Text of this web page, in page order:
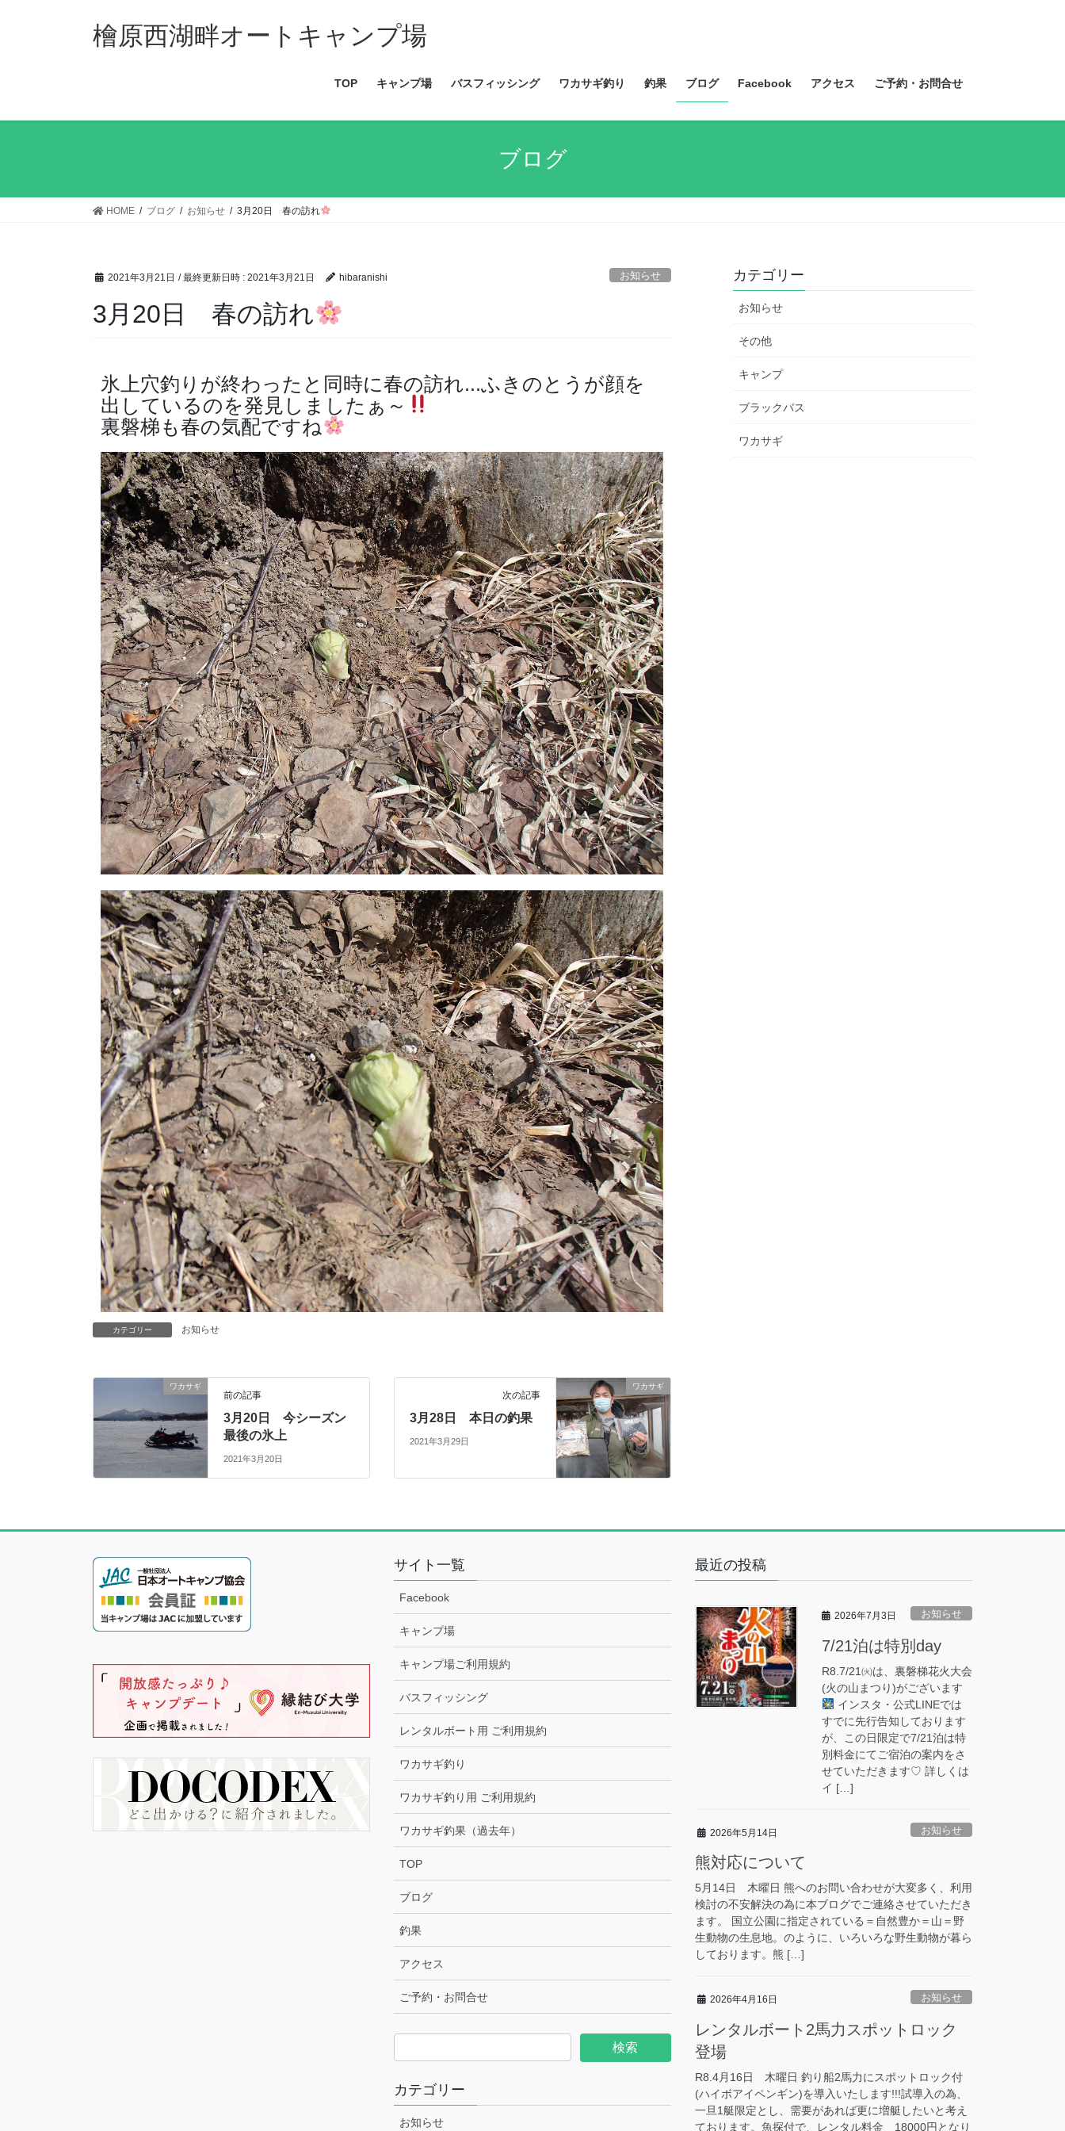
檜原西湖畔オートキャンプ場
TOP キャンプ場 バスフィッシング ワカサギ釣り 釣果 ブログ Facebook アクセス ご予約・お問合せ
ブログ
HOME ブログ お知らせ 3月20日 春の訪れ
2021年3月21日 / 最終更新日時 : 2021年3月21日 hibaranishi お知らせ
3月20日 春の訪れ
氷上穴釣りが終わったと同時に春の訪れ...ふきのとうが顔を
出しているのを発見しましたぁ～
裏磐梯も春の気配ですね
カテゴリー お知らせ
ワカサギ
前の記事
3月20日 今シーズン
最後の氷上
2021年3月20日
ワカサギ
次の記事
3月28日 本日の釣果
2021年3月29日
カテゴリー
お知らせ
その他
キャンプ
ブラックバス
ワカサギ
サイト一覧
Facebook
キャンプ場
キャンプ場ご利用規約
バスフィッシング
レンタルボート用 ご利用規約
ワカサギ釣り
ワカサギ釣り用 ご利用規約
ワカサギ釣果（過去年）
TOP
ブログ
釣果
アクセス
ご予約・お問合せ
カテゴリー
お知らせ
最近の投稿
2026年7月3日 お知らせ
7/21泊は特別day
R8.7/21㈫は、裏磐梯花火大会
(火の山まつり)がございます
インスタ・公式LINEでは
すでに先行告知しております
が、この日限定で7/21泊は特
別料金にてご宿泊の案内をさ
せていただきます♡ 詳しくは
イ […]
2026年5月14日 お知らせ
熊対応について
5月14日 木曜日 熊へのお問い合わせが大変多く、利用
検討の不安解決の為に本ブログでご連絡させていただき
ます。 国立公園に指定されている＝自然豊か＝山＝野
生動物の生息地。のように、いろいろな野生動物が暮ら
しております。熊 […]
2026年4月16日 お知らせ
レンタルボート2馬力スポットロック
登場
R8.4月16日 木曜日 釣り船2馬力にスポットロック付
(ハイボアイペンギン)を導入いたします!!!試導入の為、
一旦1艇限定とし、需要があれば更に増艇したいと考え
ております。魚探付で、レンタル料金 18000円となり